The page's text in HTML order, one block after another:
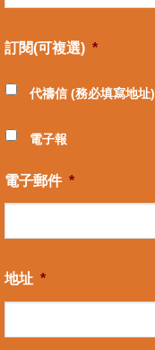
訂閱(可複選) *
代禱信 (務必填寫地址)
電子報
電子郵件 *
地址 *